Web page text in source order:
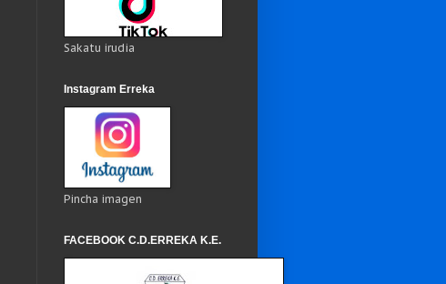
Sakatu irudia
Instagram Erreka
Pincha imagen
FACEBOOK C.D.ERREKA K.E.